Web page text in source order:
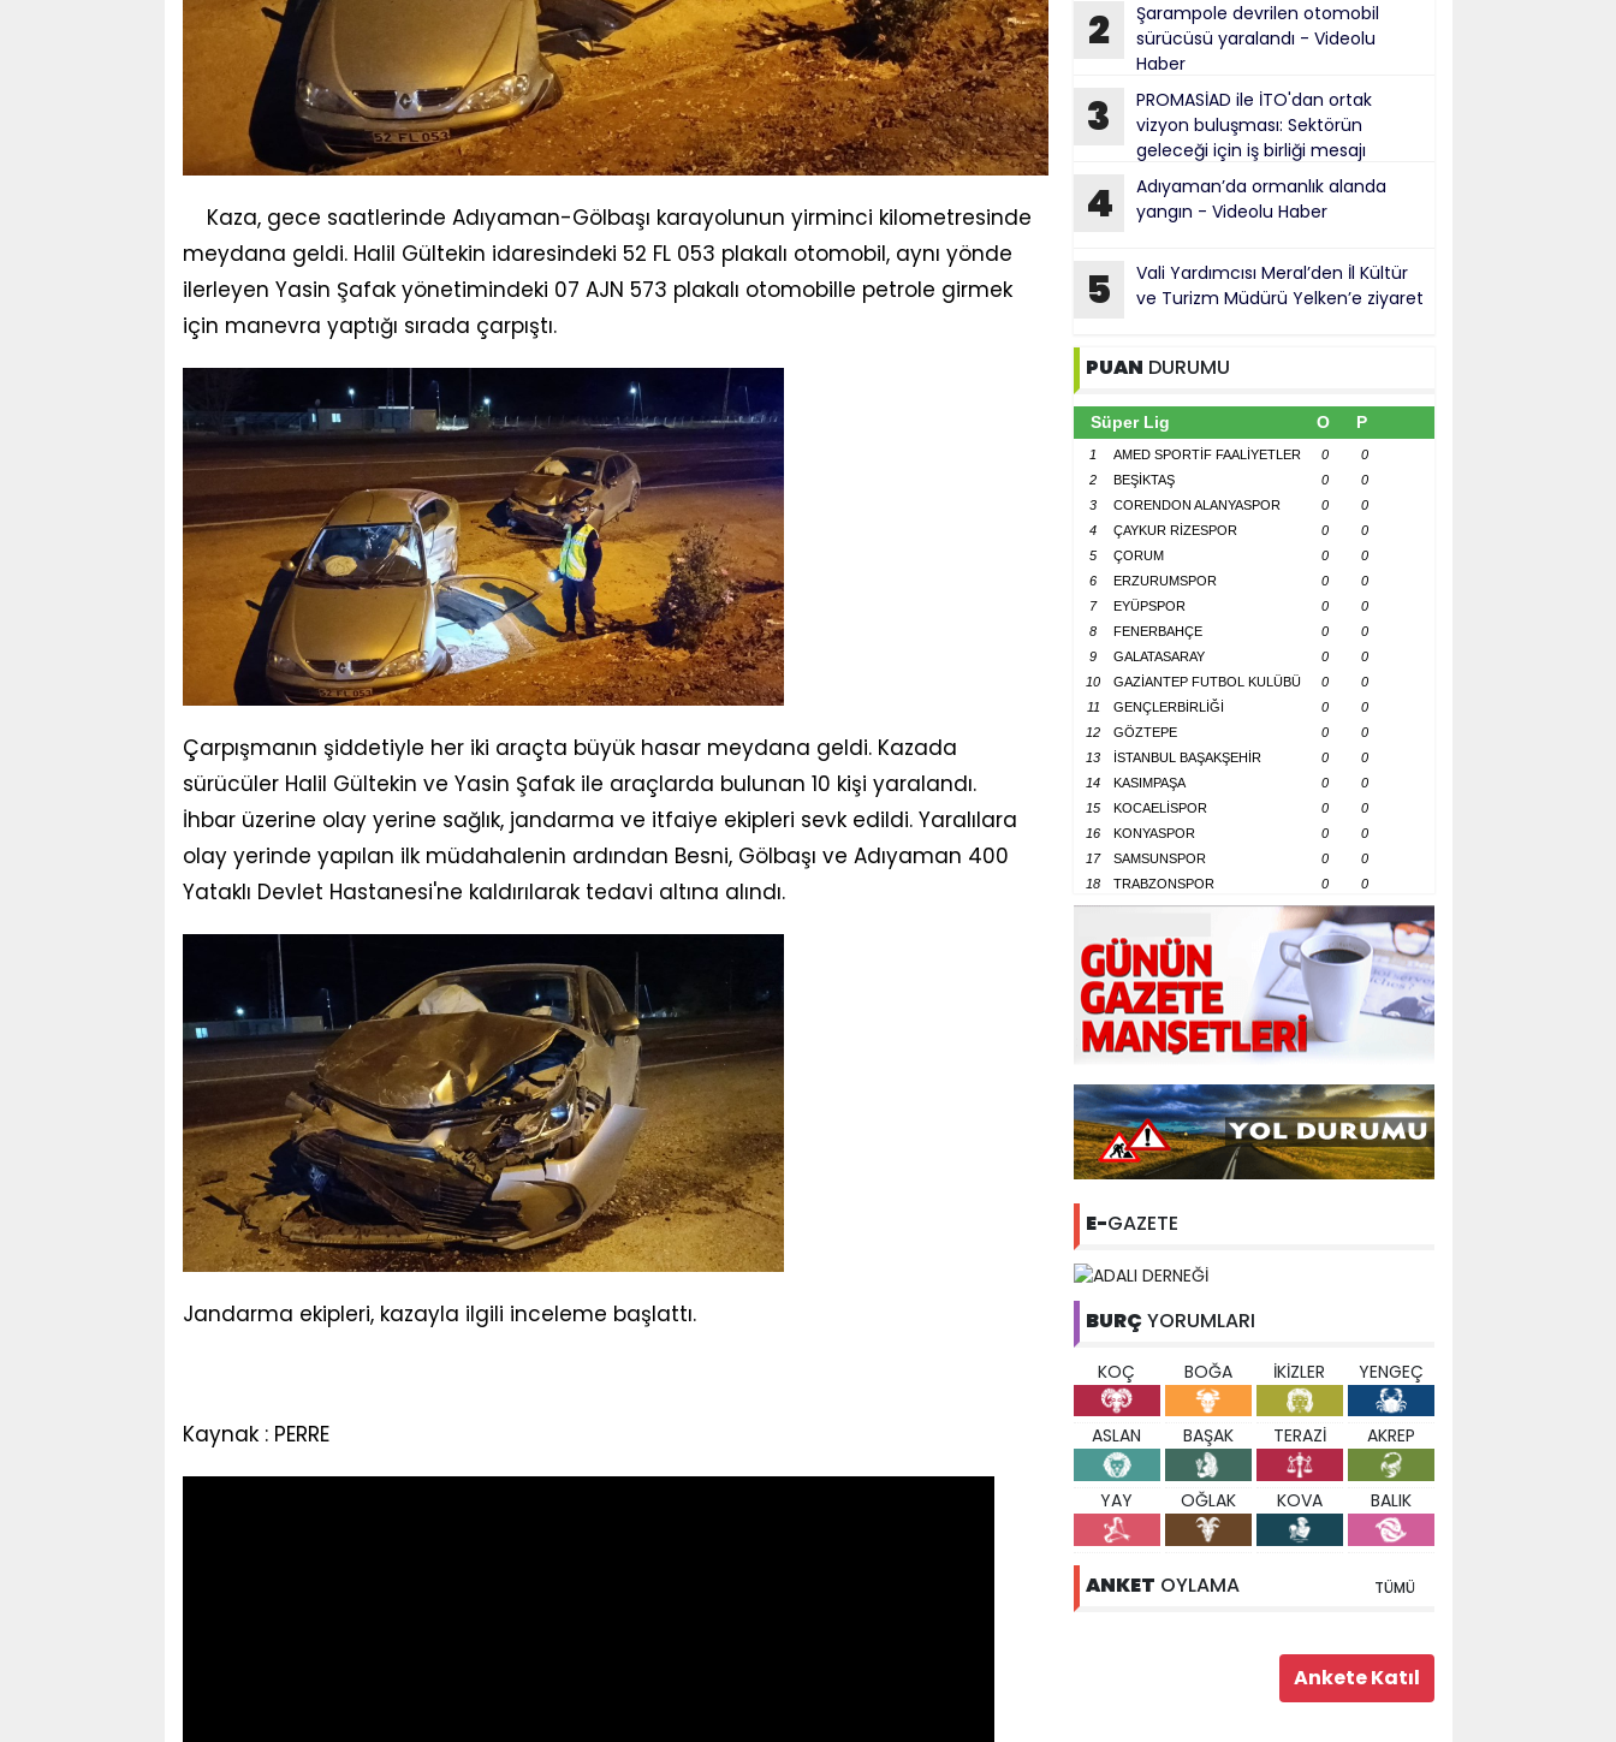
Kaza, gece saatlerinde Adıyaman-Gölbaşı karayolunun yirminci kilometresinde
meydana geldi. Halil Gültekin idaresindeki 52 FL 053 plakalı otomobil, aynı yönde
ilerleyen Yasin Şafak yönetimindeki 07 AJN 573 plakalı otomobille petrole girmek
için manevra yaptığı sırada çarpıştı.
Çarpışmanın şiddetiyle her iki araçta büyük hasar meydana geldi. Kazada
sürücüler Halil Gültekin ve Yasin Şafak ile araçlarda bulunan 10 kişi yaralandı.
İhbar üzerine olay yerine sağlık, jandarma ve itfaiye ekipleri sevk edildi. Yaralılara
olay yerinde yapılan ilk müdahalenin ardından Besni, Gölbaşı ve Adıyaman 400
Yataklı Devlet Hastanesi'ne kaldırılarak tedavi altına alındı.
Jandarma ekipleri, kazayla ilgili inceleme başlattı.
Kaynak : PERRE
2
Şarampole devrilen otomobil
sürücüsü yaralandı - Videolu
Haber
3
PROMASİAD ile İTO'dan ortak
vizyon buluşması: Sektörün
geleceği için iş birliği mesajı
4
Adıyaman’da ormanlık alanda
yangın - Videolu Haber
5
Vali Yardımcısı Meral’den İl Kültür
ve Turizm Müdürü Yelken’e ziyaret
PUAN DURUMU
Süper Lig O P
1 AMED SPORTİF FAALİYETLER 0
0
2
BEŞİKTAŞ 0
0
3
CORENDON ALANYASPOR 0
0
4
ÇAYKUR RİZESPOR 0
0
5
ÇORUM 0
0
6
ERZURUMSPOR 0
0
7
EYÜPSPOR 0
0
8
FENERBAHÇE 0
0
9
GALATASARAY 0
0
10
GAZİANTEP FUTBOL KULÜBÜ 0
0
11
GENÇLERBİRLİĞİ 0
0
12
GÖZTEPE 0
0
13
İSTANBUL BAŞAKŞEHİR 0
0
14
KASIMPAŞA 0
0
15
KOCAELİSPOR 0
0
16
KONYASPOR 0
0
17
SAMSUNSPOR 0
0
18
TRABZONSPOR 0 0
E-GAZETE
BURÇ YORUMLARI
KOÇ BOĞA İKİZLER YENGEÇ
ASLAN BAŞAK TERAZİ AKREP
YAY OĞLAK KOVA BALIK
ANKET OYLAMA TÜMÜ